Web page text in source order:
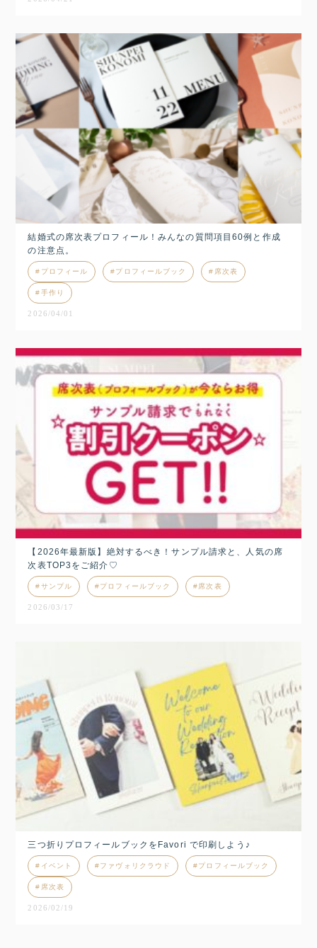
結婚式の席次表プロフィール！みんなの質問項目60例と作成
の注意点。
プロフィール プロフィールブック 席次表
手作り
2026/04/01
【2026年最新版】絶対するべき！サンプル請求と、人気の席
次表TOP3をご紹介♡
サンプル プロフィールブック 席次表
2026/03/17
三つ折りプロフィールブックをFavori で印刷しよう♪
イベント ファヴォリクラウド プロフィールブック
席次表
2026/02/19